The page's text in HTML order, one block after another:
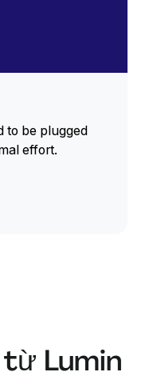
to be plugged
effort.
Lumin